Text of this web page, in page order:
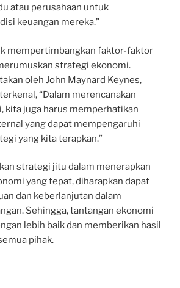
atau perusahaan untuk
keuangan mereka.”
mempertimbangkan faktor-faktor
strategi ekonomi.
oleh John Maynard Keynes,
“Dalam merencanakan
kita juga harus memperhatikan
yang dapat mempengaruhi
yang kita terapkan.”
strategi jitu dalam menerapkan
yang tepat, diharapkan dapat
dan keberlanjutan dalam
Sehingga, tantangan ekonomi
lebih baik dan memberikan hasil
pihak.